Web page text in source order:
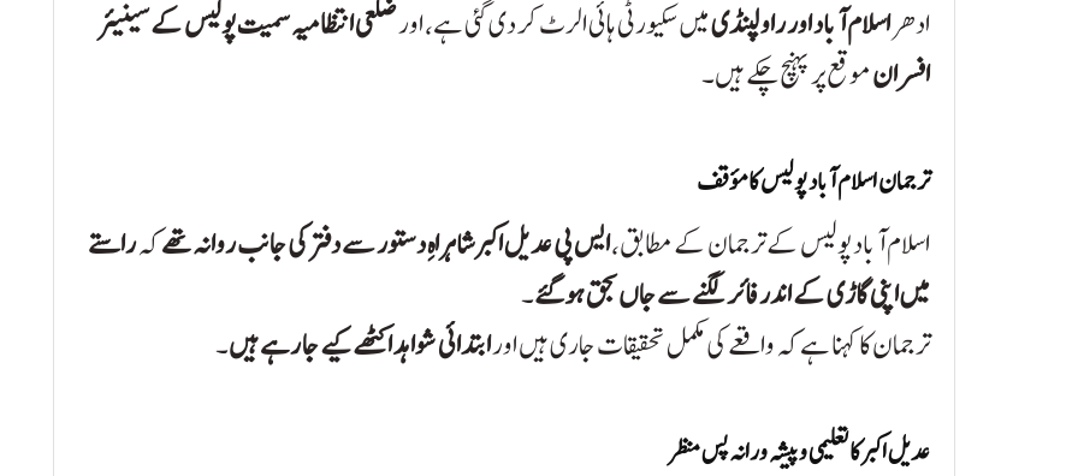
ادھراسلام آباد اور راولپنڈیمیں سکیورٹی ہائی الرٹ کر دی گئی ہے، اورضلعی انتظامیہ سمیت پولیس کے سینیئر
افسرانموقع پر پہنچ چکے ہیں۔
ترجمان اسلام آباد پولیس کا مؤقف
اسلام آباد پولیس کے ترجمان کے مطابق،ایس پی عدیل اکبر شاہراہِ دستور سے دفتر کی جانب روانہ تھےکہراستے
میں اپنی گاڑی کے اندر فائر لگنے سے جاں بحق ہوگئے۔
ترجمان کا کہنا ہے کہ واقعے کی مکمل تحقیقات جاری ہیں اورابتدائی شواہد اکٹھے کیے جا رہے ہیں۔
عدیل اکبر کا تعلیمی و پیشہ ورانہ پس منظر